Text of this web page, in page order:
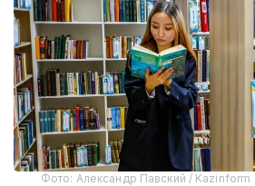
Фото: Александр Павский / Kazinform